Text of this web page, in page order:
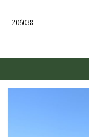
206038